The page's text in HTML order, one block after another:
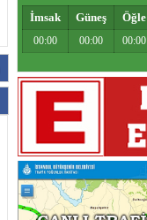
İmsak Güneş Öğle
00:00 00:00 00:00